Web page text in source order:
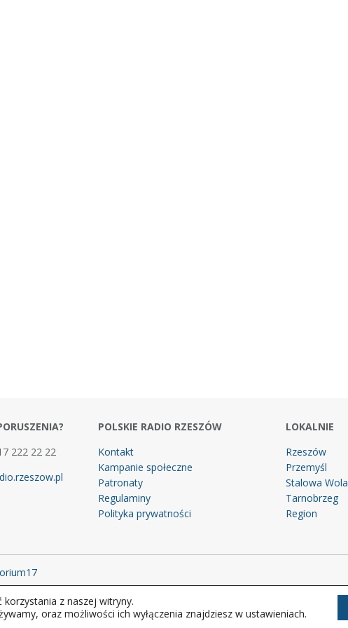
222 22 22
POLSKIE RADIO RZESZÓW
Kontakt
Kampanie społeczne
Patronaty
Regulaminy
Polityka prywatności
LOKALNIE
Rzeszów
Przemyśl
Stalowa Wola
Tarnobrzeg
Region
prawa zastrzeżone.
z naszej witryny.
oraz możliwości ich wyłączenia znajdziesz w ustawieniach.